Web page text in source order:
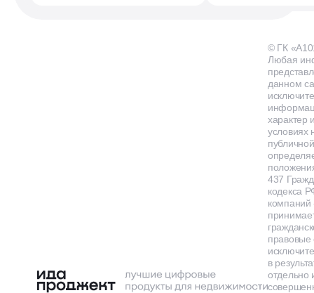
© ГК
Любая
данном
характер
условиях
437
кодекса
правовые
в
отдельно